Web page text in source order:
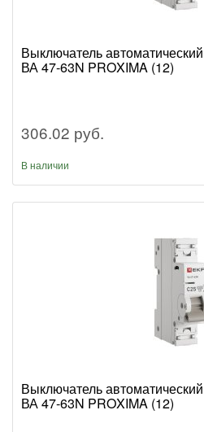
Выключатель
ВА 47-63N PROXIMA (12)
306.02 руб.
В наличии
Выключатель
ВА 47-63N PROXIMA (12)